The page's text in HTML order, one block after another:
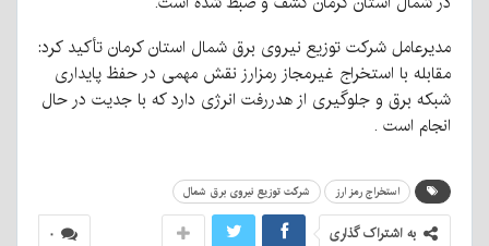
مدیرعامل شرکت توزیع نیروی برق شمال استان کرمان تأکید کرد:
مقابله با استخراج غیرمجاز رمزارز نقش مهمی در حفظ پایداری
شبکه برق و جلوگیری از هدررفت انرژی دارد که با جدیت در حال
انجام است .
استخراج رمز ارز شرکت توزیع نیروی برق شمال
۰ به اشتراک گذاری